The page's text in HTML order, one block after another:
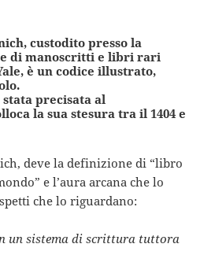
custodito presso la
di manoscritti e libri rari
è un codice illustrato,
precisata al
la sua stesura tra il 1404 e
deve la definizione di “libro
e l’aura arcana che lo
che lo riguardano:
un sistema di scrittura tuttora